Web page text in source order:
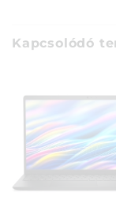
Kapcsolódó